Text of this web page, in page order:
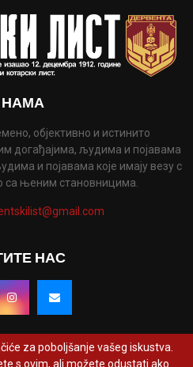
објективно и истинито
догађајима, људима и појавама
и појавама које имају везу с
са њеним становницима.
НАС
za poboljšanje vašeg iskustva.
s ovim, ali možete odustati ako